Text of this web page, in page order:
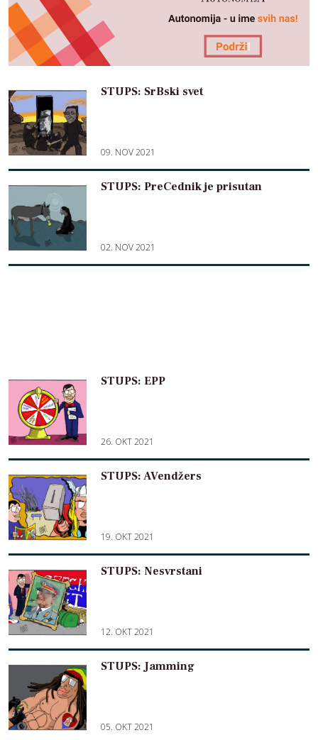
STUPS: SrBski svet
09. NOV 2021
STUPS: PreCednik je prisutan
02. NOV 2021
STUPS: EPP
26. OKT 2021
STUPS: AVendžers
19. OKT 2021
STUPS: Nesvrstani
12. OKT 2021
STUPS: Jamming
05. OKT 2021